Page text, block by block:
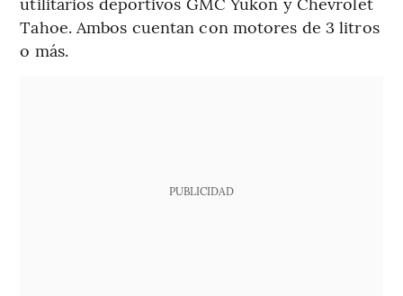
Tahoe. Ambos cuentan con motores de 3 litros
o más.
PUBLICIDAD